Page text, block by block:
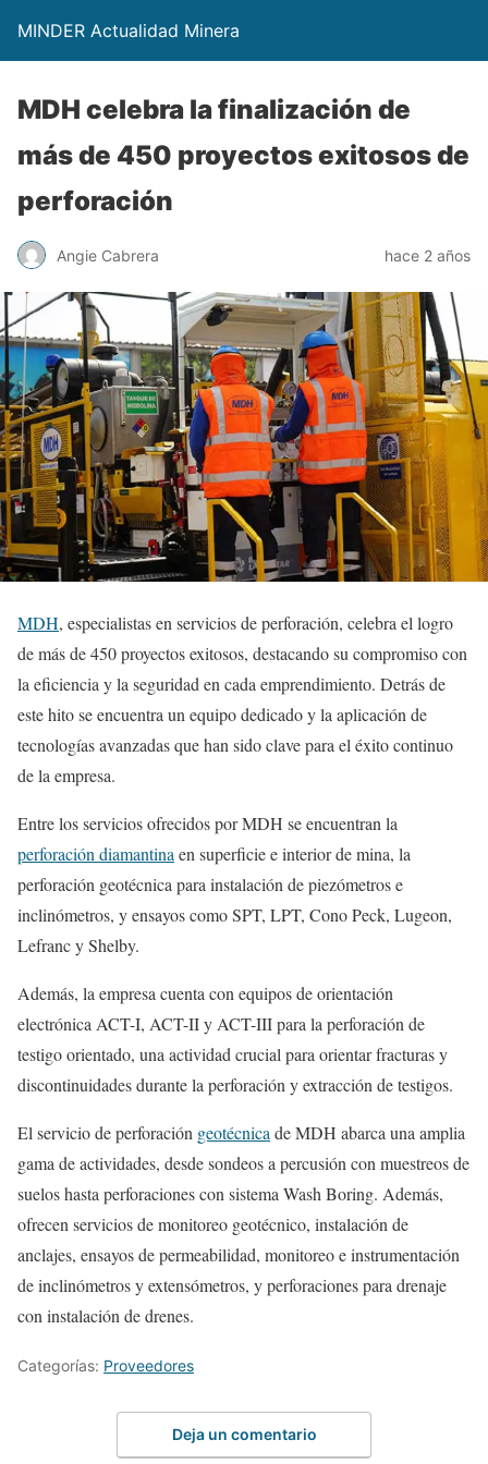
MINDER Actualidad Minera
MDH celebra la finalización de
más de 450 proyectos exitosos de
perforación
Angie Cabrera hace 2 años
MDH, especialistas en servicios de perforación, celebra el logro
de más de 450 proyectos exitosos, destacando su compromiso con
la eficiencia y la seguridad en cada emprendimiento. Detrás de
este hito se encuentra un equipo dedicado y la aplicación de
tecnologías avanzadas que han sido clave para el éxito continuo
de la empresa.
Entre los servicios ofrecidos por MDH se encuentran la
perforación diamantinaen superficie e interior de mina, la
perforación geotécnica para instalación de piezómetros e
inclinómetros, y ensayos como SPT, LPT, Cono Peck, Lugeon,
Lefranc y Shelby.
Además, la empresa cuenta con equipos de orientación
electrónica ACT-I, ACT-II y ACT-III para la perforación de
testigo orientado, una actividad crucial para orientar fracturas y
discontinuidades durante la perforación y extracción de testigos.
El servicio de perforación geotécnicade MDH abarca una amplia
gama de actividades, desde sondeos a percusión con muestreos de
suelos hasta perforaciones con sistema Wash Boring. Además,
ofrecen servicios de monitoreo geotécnico, instalación de
anclajes, ensayos de permeabilidad, monitoreo e instrumentación
de inclinómetros y extensómetros, y perforaciones para drenaje
con instalación de drenes.
Categorías: Proveedores
Deja un comentario